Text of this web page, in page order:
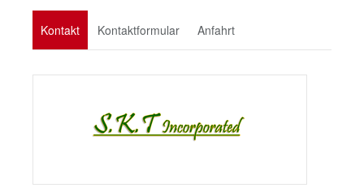
Kontakt Kontaktformular Anfahrt